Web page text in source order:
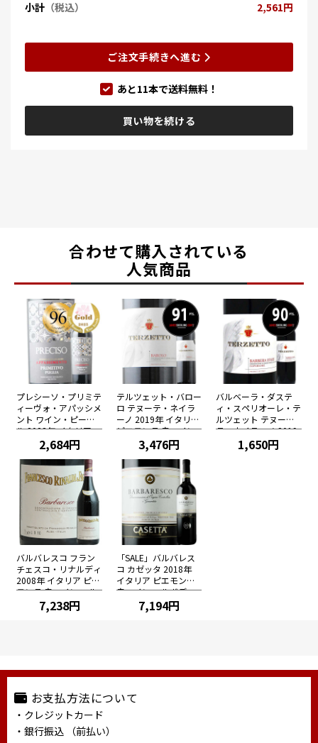
小計 （税込） 2,561円
ご注文手続きへ進む
あと11本で送料無料！
買い物を続ける
合わせて購入されている
人気商品
プレシーソ・プリミテ
ィーヴォ・アパッシメ
ント ワイン・ピープ
ル 2023年 イタリア
プーリア 赤ワイン フ
ルボディ 750ml
2,684円
テルツェット・バロー
ロ テヌーテ・ネイラ
ーノ 2019年 イタリア
ピエモンテ 赤ワイン
フルボディ 750ml
3,476円
バルベーラ・ダステ
ィ・スペリオーレ・テ
ルツェット テヌー
テ・ネイラーノ 2019
年 イタリア ピエモン
テ 赤ワイン ミディア
1,650円
バルバレスコ フラン
チェスコ・リナルディ
2008年 イタリア ピエ
モンテ 赤ワイン フル
ボディ 750ml
7,238円
「SALE」バルバレス
コ カゼッタ 2018年
イタリア ピエモンテ
赤ワイン フルボディ
750ml7,194円
お支払方法について
・クレジットカード
・銀行振込 （前払い）